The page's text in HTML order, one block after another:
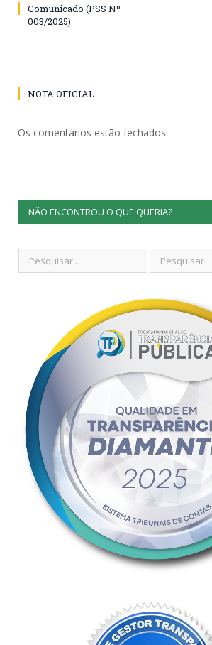
Comunicado (PSS Nº
003/2025)
NOTA OFICIAL
Os comentários estão fechados.
NÃO ENCONTROU O QUE QUERIA?